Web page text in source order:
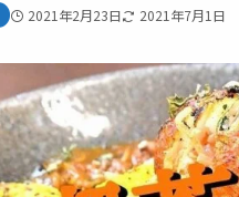
2021年2月23日 2021年7月1日